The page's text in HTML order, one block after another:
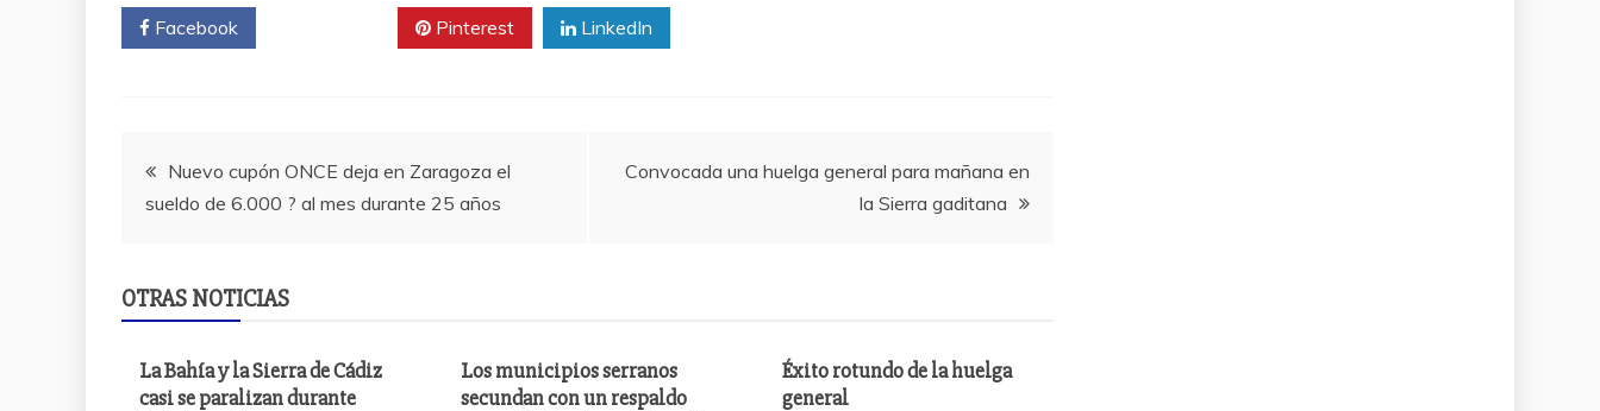
Facebook Pinterest LinkedIn
Navegación
de
entradas
Nuevo cupón ONCE deja en Zaragoza el
sueldo de 6.000 ? al mes durante 25 años
Convocada una huelga general para mañana en
la Sierra gaditana
OTRAS NOTICIAS
La Bahía y la Sierra de Cádiz
casi se paralizan durante
Los municipios serranos
secundan con un respaldo
Éxito rotundo de la huelga
general